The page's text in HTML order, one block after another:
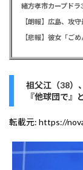
【朗報】広島、攻
祖父江（38）
『他球団で』
転載元: https://